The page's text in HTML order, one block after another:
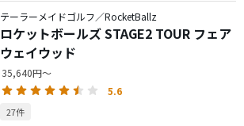
テーラーメイドゴルフ／RocketBallz
ロケットボールズ STAGE2 TOUR フェア
ウェイウッド
35,640円～
5.6
27件